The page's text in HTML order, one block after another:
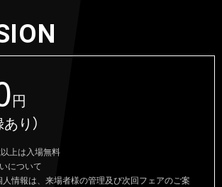
円
り）
上は入場無料
について
人情報は、来場者様の管理及び次回フェアのご案